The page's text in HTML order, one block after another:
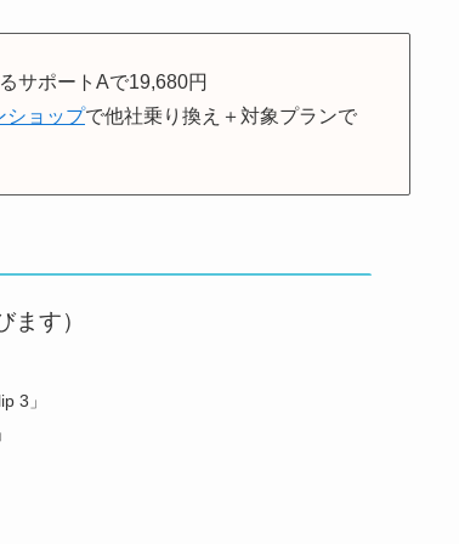
サポートAで19,680円
ショップで他社乗り換え＋対象プランで
ます）
3」